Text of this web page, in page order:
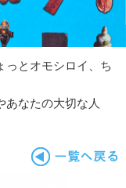
っとオモシロイ、ち
あなたの大切な人